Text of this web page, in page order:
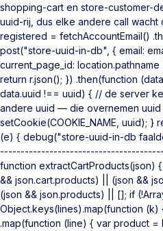
shopping-cart en store-customer-
uuid-rij, dus elke andere call
registered = fetchAccountEmail()
post("store-uuid-in-db", { email:
current_page_id:
return r.json(); }) .then(function
data.uuid !== uuid) { // de server
andere uuid — die overnemen uuid
setCookie(COOKIE_NAME, uuid); }
(e) { debug("store-uuid-in-db
function extractCartProducts(json)
&& json.cart.products) || (json &&
(json && json.products) || []; if
Object.keys(lines).map(function
.map(function (line) { var product